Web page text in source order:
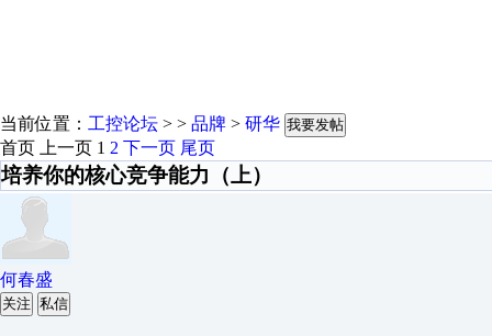
当前位置： 工控论坛 > > 品牌 > 研华 我要发帖
首页 上一页 1 2 下一页 尾页
培养你的核心竞争能力（上）
何春盛
关注 私信